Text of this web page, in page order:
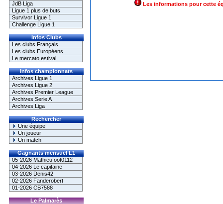
JdB Liga
Ligue 1 plus de buts
Survivor Ligue 1
Challenge Ligue 1
Infos Clubs
Les clubs Français
Les clubs Européens
Le mercato estival
Infos championnats
Archives Ligue 1
Archives Ligue 2
Archives Premier League
Archives Serie A
Archives Liga
Rechercher
Une équipe
Un joueur
Un match
Gagnants mensuel L1
05-2026 Mathieufoot0112
04-2026 Le capitaine
03-2026 Denis42
02-2026 Fanderobert
01-2026 CB7588
Le Palmarès
Les informations pour cette